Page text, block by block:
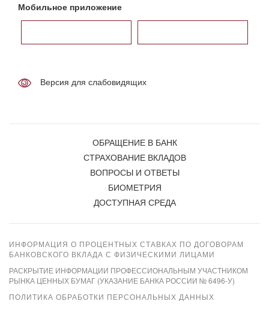
Мобильное приложение
Версия для слабовидящих
ОБРАЩЕНИЕ В БАНК
СТРАХОВАНИЕ ВКЛАДОВ
ВОПРОСЫ И ОТВЕТЫ
БИОМЕТРИЯ
ДОСТУПНАЯ СРЕДА
ИНФОРМАЦИЯ О ПРОЦЕНТНЫХ СТАВКАХ ПО ДОГОВОРАМ
БАНКОВСКОГО ВКЛАДА С ФИЗИЧЕСКИМИ ЛИЦАМИ
РАСКРЫТИЕ ИНФОРМАЦИИ ПРОФЕССИОНАЛЬНЫМ УЧАСТНИКОМ
РЫНКА ЦЕННЫХ БУМАГ (УКАЗАНИЕ БАНКА РОССИИ № 6496-У)
ПОЛИТИКА ОБРАБОТКИ ПЕРСОНАЛЬНЫХ ДАННЫХ